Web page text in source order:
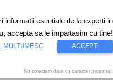
Proiecte speciale Video
informatii esentiale de la experti in
accepta sa le impartasim cu tine!
MULTUMESC ACCEPT
Nu colectam date cu caracter personal.